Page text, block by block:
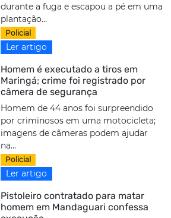
durante a fuga e escapou a pé em uma
plantação...
Policial
Ler artigo
Homem é executado a tiros em
Maringá; crime foi registrado por
câmera de segurança
Homem de 44 anos foi surpreendido
por criminosos em uma motocicleta;
imagens de câmeras podem ajudar
na...
Policial
Ler artigo
Pistoleiro contratado para matar
homem em Mandaguari confessa